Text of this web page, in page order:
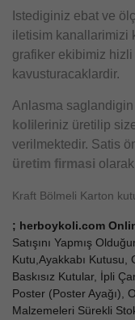
Istediginiz ebat ve
iletisim kanallarimizi
grafiker ekibimiz
kavusturacaklardir.
Anlasma
koli leriniz üretilip
verilmektedir. Satis
üretim firmasi
Kraft Bölmeli Karton
; herboykoli.com
Satışını Yapmış
Kutu,Ayakkabı Kutusu,
Baskısız Kutular, İpli
Poster (Poster Ayağı),
Malzemeleri Sürekli